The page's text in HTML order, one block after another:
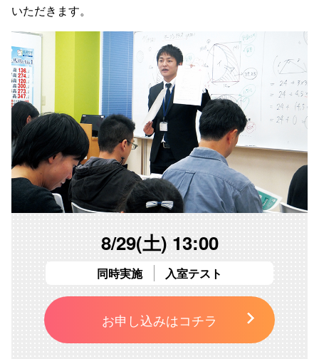
いただきます。
8/29(土) 13:00
同時実施 入室テスト
お申し込みはコチラ